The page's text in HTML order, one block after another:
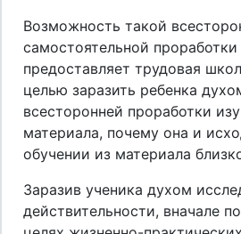
Возможность такой
самостоятельной
предоставляет трудовая
целью заразить ребенка
всесторонней проработки
материала, почему она и
обучении из материала
Заразив ученика духом
действительности, вначале